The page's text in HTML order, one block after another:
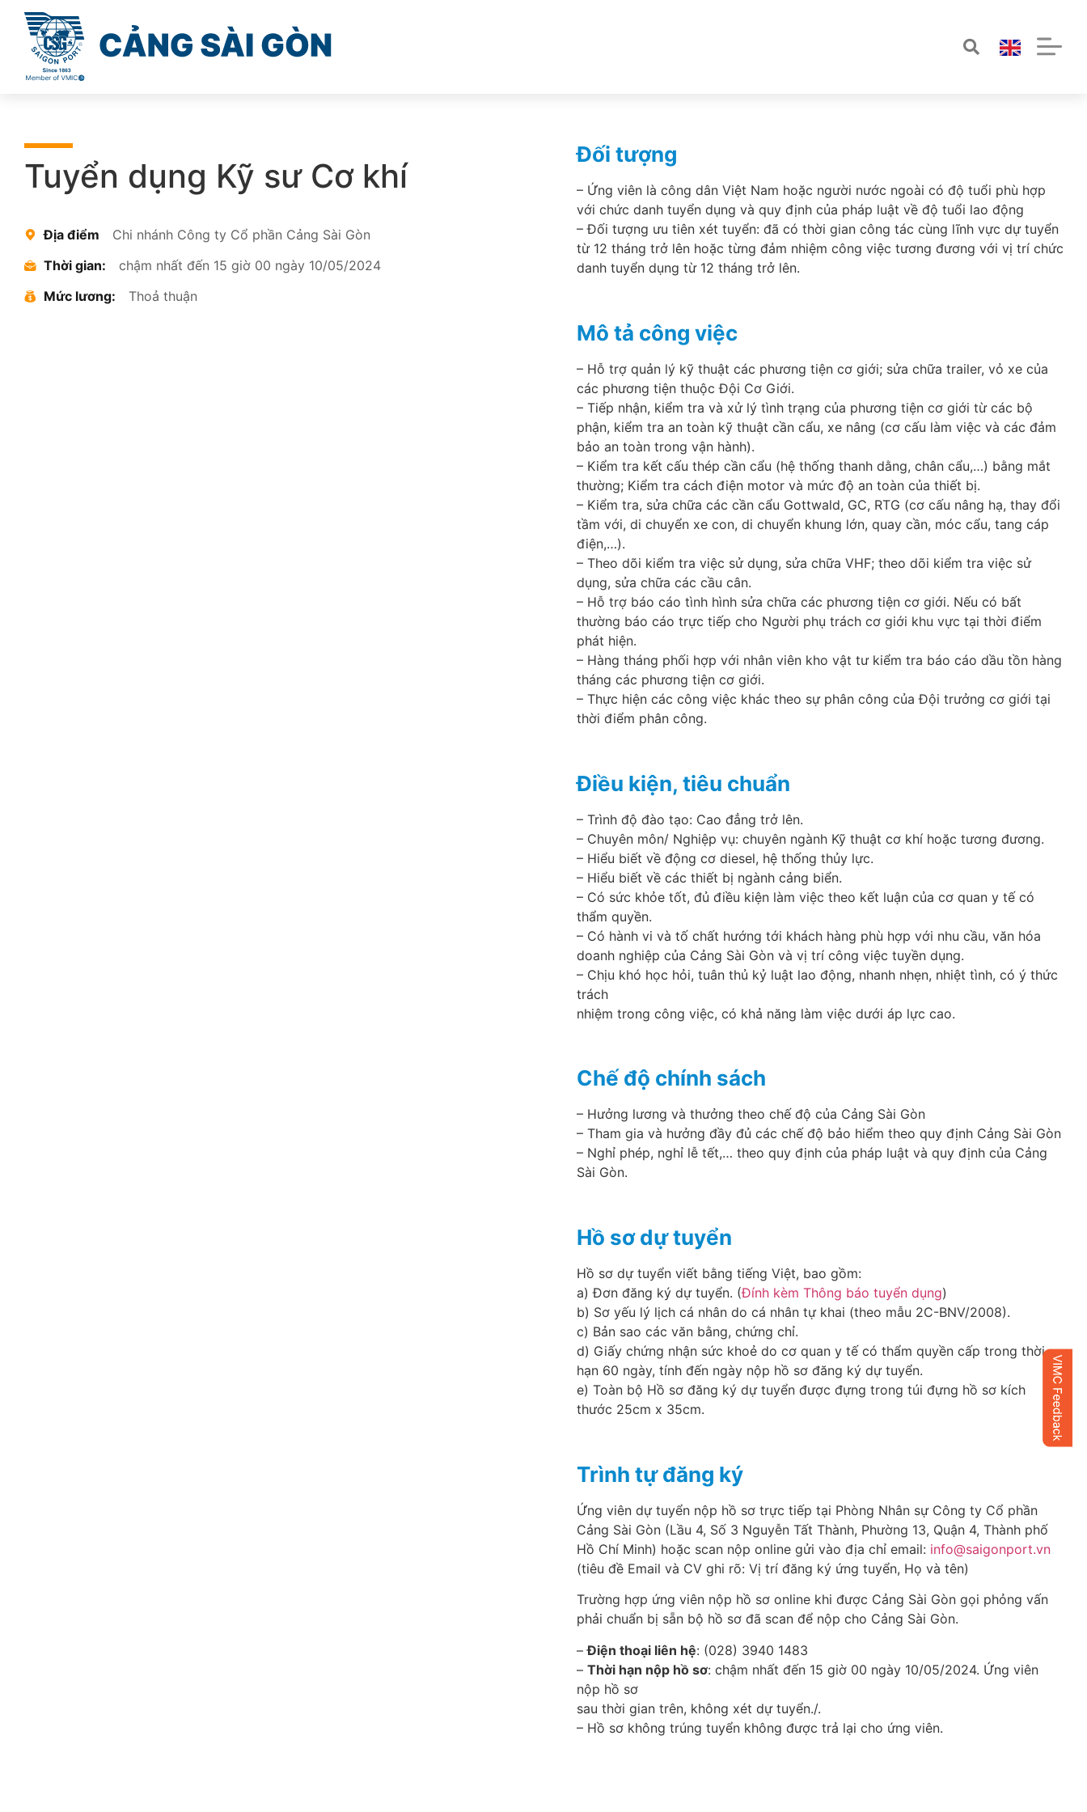
Tuyển dụng Kỹ sư Cơ khí
Địa điểm
Chi nhánh Công ty Cổ phần Cảng Sài Gòn
Thời gian:
chậm nhất đến 15 giờ 00 ngày 10/05/2024
Mức lương:
Thoả thuận
Đối tượng
– Ứng viên là công dân Việt Nam hoặc người nước ngoài có độ tuổi phù hợp
với chức danh tuyển dụng và quy định của pháp luật về độ tuổi lao động
– Đối tượng ưu tiên xét tuyển: đã có thời gian công tác cùng lĩnh vực dự tuyển
từ 12 tháng trở lên hoặc từng đảm nhiệm công việc tương đương với vị trí chức
danh tuyển dụng từ 12 tháng trở lên.
Mô tả công việc
– Hỗ trợ quản lý kỹ thuật các phương tiện cơ giới; sửa chữa trailer, vỏ xe của
các phương tiện thuộc Đội Cơ Giới.
– Tiếp nhận, kiểm tra và xử lý tình trạng của phương tiện cơ giới từ các bộ
phận, kiểm tra an toàn kỹ thuật cần cẩu, xe nâng (cơ cấu làm việc và các đảm
bảo an toàn trong vận hành).
– Kiểm tra kết cấu thép cần cẩu (hệ thống thanh dằng, chân cẩu,…) bằng mắt
thường; Kiểm tra cách điện motor và mức độ an toàn của thiết bị.
– Kiểm tra, sửa chữa các cần cẩu Gottwald, GC, RTG (cơ cấu nâng hạ, thay đổi
tầm với, di chuyển xe con, di chuyển khung lớn, quay cần, móc cẩu, tang cáp
điện,…).
– Theo dõi kiểm tra việc sử dụng, sửa chữa VHF; theo dõi kiểm tra việc sử
dụng, sửa chữa các cầu cân.
– Hỗ trợ báo cáo tình hình sửa chữa các phương tiện cơ giới. Nếu có bất
thường báo cáo trực tiếp cho Người phụ trách cơ giới khu vực tại thời điểm
phát hiện.
– Hàng tháng phối hợp với nhân viên kho vật tư kiểm tra báo cáo dầu tồn hàng
tháng các phương tiện cơ giới.
– Thực hiện các công việc khác theo sự phân công của Đội trưởng cơ giới tại
thời điểm phân công.
Điều kiện, tiêu chuẩn
– Trình độ đào tạo: Cao đẳng trở lên.
– Chuyên môn/ Nghiệp vụ: chuyên ngành Kỹ thuật cơ khí hoặc tương đương.
– Hiểu biết về động cơ diesel, hệ thống thủy lực.
– Hiểu biết về các thiết bị ngành cảng biển.
– Có sức khỏe tốt, đủ điều kiện làm việc theo kết luận của cơ quan y tế có
thẩm quyền.
– Có hành vi và tố chất hướng tới khách hàng phù hợp với nhu cầu, văn hóa
doanh nghiệp của Cảng Sài Gòn và vị trí công việc tuyền dụng.
– Chịu khó học hỏi, tuân thủ kỷ luật lao động, nhanh nhẹn, nhiệt tình, có ý thức
trách
nhiệm trong công việc, có khả năng làm việc dưới áp lực cao.
Chế độ chính sách
– Hưởng lương và thưởng theo chế độ của Cảng Sài Gòn
– Tham gia và hưởng đầy đủ các chế độ bảo hiểm theo quy định Cảng Sài Gòn
– Nghỉ phép, nghỉ lễ tết,… theo quy định của pháp luật và quy định của Cảng
Sài Gòn.
Hồ sơ dự tuyển
Hồ sơ dự tuyển viết bằng tiếng Việt, bao gồm:
a) Đơn đăng ký dự tuyển. (Đính kèm Thông báo tuyển dụng)
b) Sơ yếu lý lịch cá nhân do cá nhân tự khai (theo mẫu 2C-BNV/2008).
c) Bản sao các văn bằng, chứng chỉ.
d) Giấy chứng nhận sức khoẻ do cơ quan y tế có thẩm quyền cấp trong thời
hạn 60 ngày, tính đến ngày nộp hồ sơ đăng ký dự tuyển.
e) Toàn bộ Hồ sơ đăng ký dự tuyển được đựng trong túi đựng hồ sơ kích
thước 25cm x 35cm.
Trình tự đăng ký
Ứng viên dự tuyển nộp hồ sơ trực tiếp tại Phòng Nhân sự Công ty Cổ phần
Cảng Sài Gòn (Lầu 4, Số 3 Nguyễn Tất Thành, Phường 13, Quận 4, Thành phố
Hồ Chí Minh) hoặc scan nộp online gửi vào địa chỉ email: info@saigonport.vn
(tiêu đề Email và CV ghi rõ: Vị trí đăng ký ứng tuyển, Họ và tên)
Trường hợp ứng viên nộp hồ sơ online khi được Cảng Sài Gòn gọi phỏng vấn
phải chuẩn bị sẵn bộ hồ sơ đã scan để nộp cho Cảng Sài Gòn.
–Điện thoại liên hệ: (028) 3940 1483
–Thời hạn nộp hồ sơ: chậm nhất đến 15 giờ 00 ngày 10/05/2024. Ứng viên
nộp hồ sơ
sau thời gian trên, không xét dự tuyển./.
– Hồ sơ không trúng tuyển không được trả lại cho ứng viên.